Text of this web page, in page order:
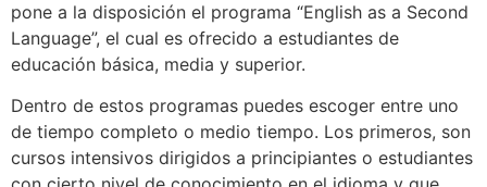
pone a la disposición el programa “English as a Second
Language”, el cual es ofrecido a estudiantes de
educación básica, media y superior.
Dentro de estos programas puedes escoger entre uno
de tiempo completo o medio tiempo. Los primeros, son
cursos intensivos dirigidos a principiantes o estudiantes